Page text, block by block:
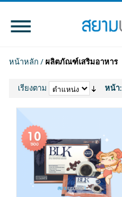
หน้าหลัก /ผลิตภัณฑ์เสริมอาหาร
เรียงตาม หน้า: